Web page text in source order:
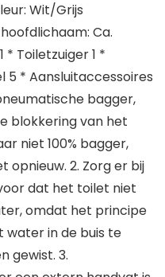
Wit/Grijs
Ca.
Toiletzuiger 1 *
5 * Aansluitaccessoires
bagger,
blokkering van het
niet 100% bagger,
2. Zorg er bij
dat het toilet niet
omdat het principe
water in de buis te
gewist. 3.